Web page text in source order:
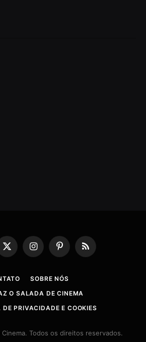
X
(Twitter)
InstagramPinterestRSS
SOBRE NÓS
O SALADA DE CINEMA
PRIVACIDADE E COOKIES
Todos os direitos reservados.